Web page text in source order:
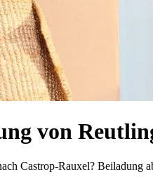
von
Castrop-Rauxel? Beiladung